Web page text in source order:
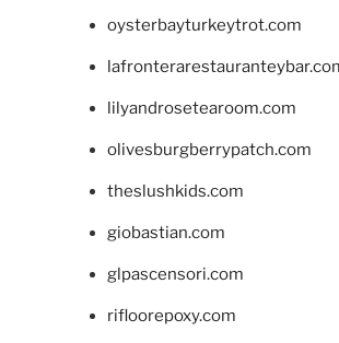
oysterbayturkeytrot.com
lilyandrosetearoom.com
olivesburgberrypatch.com
theslushkids.com
giobastian.com
glpascensori.com
rifloorepoxy.com